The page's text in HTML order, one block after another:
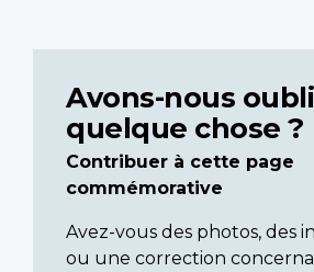
Avons-nous
quelque chose ?
Contribuer à cette page
commémorative
Avez-vous des photos, des
ou une correction